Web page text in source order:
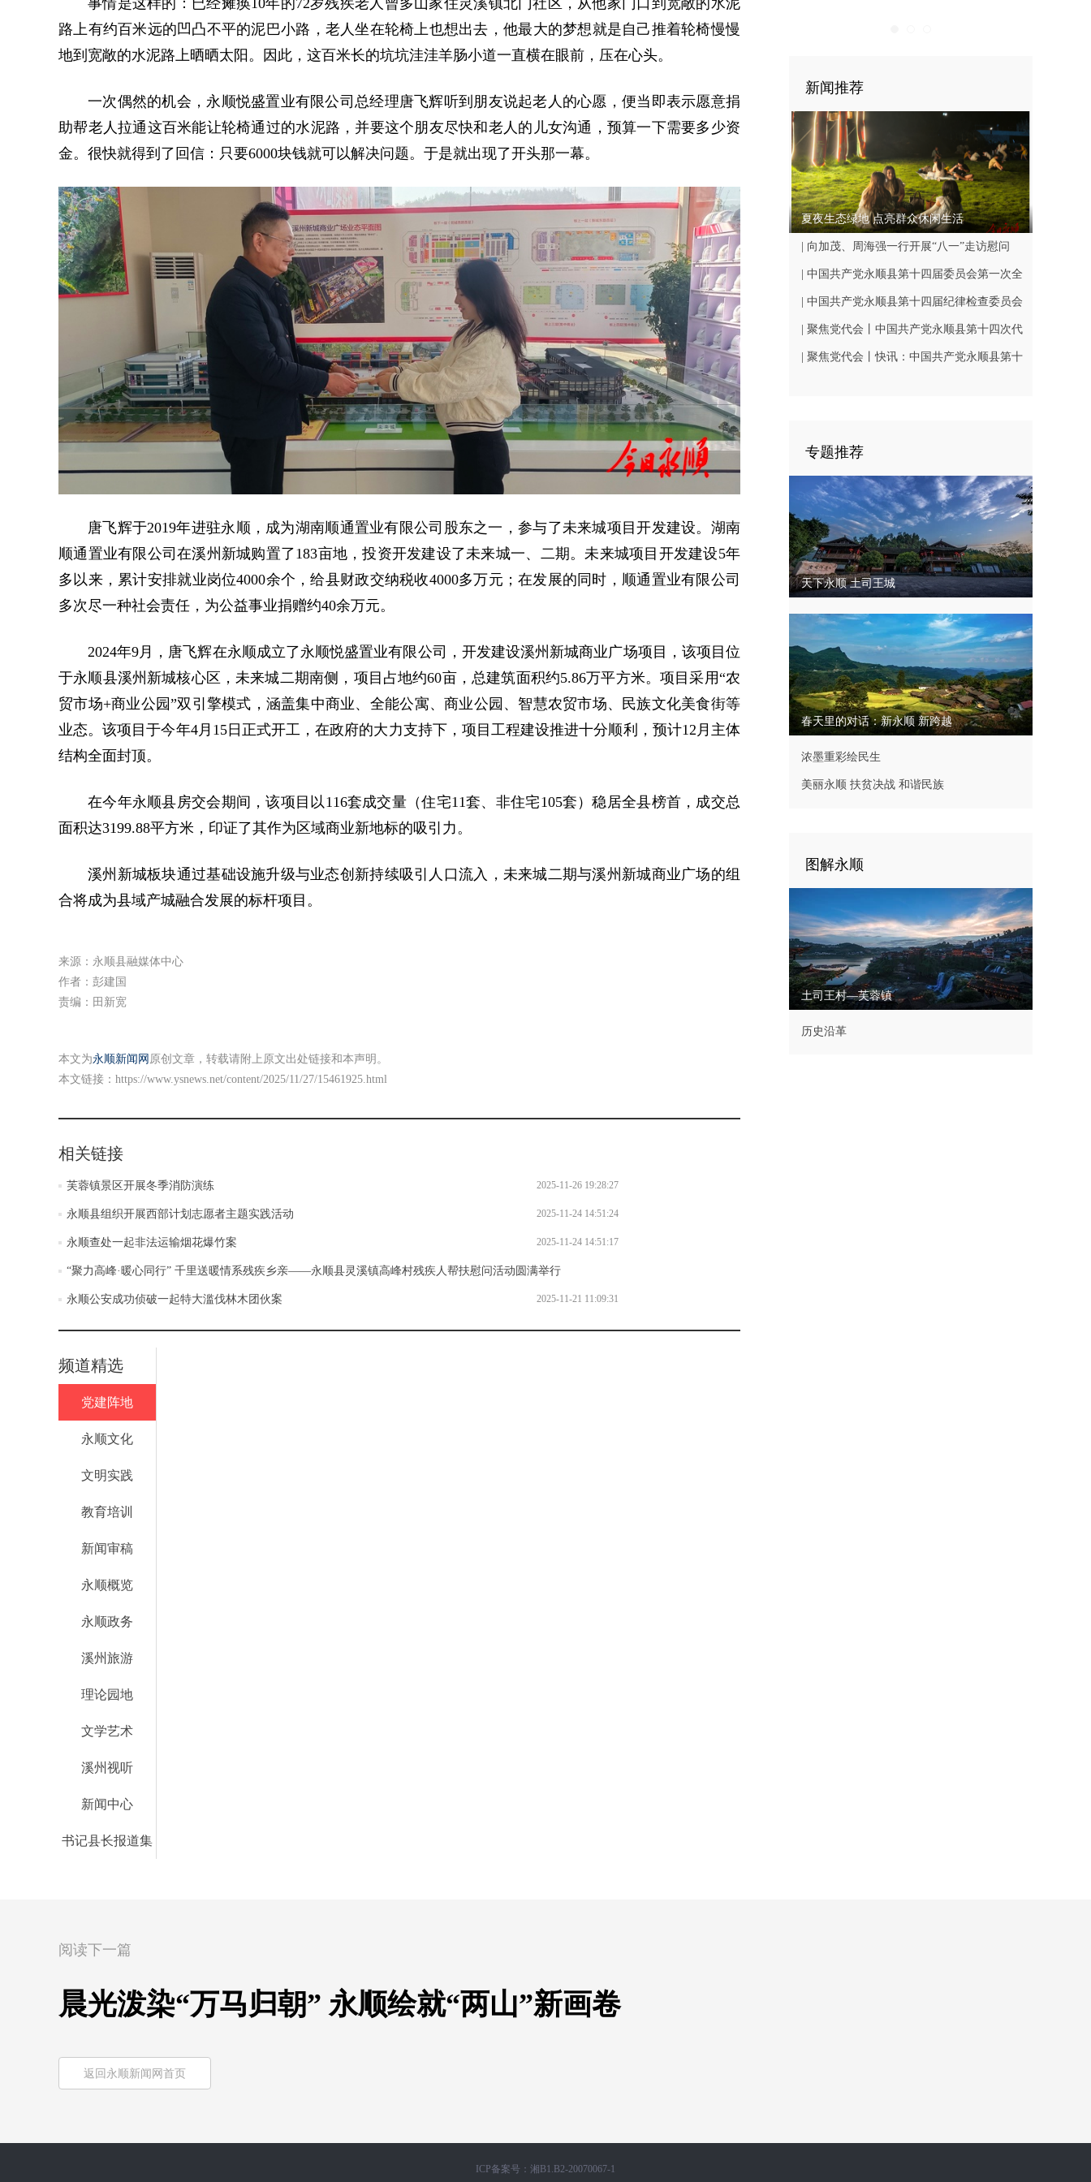
事情是这样的：已经瘫痪10年的72岁残疾老人曾多山家住灵溪镇北门社区，从他家门口到宽敞的水泥
路上有约百米远的凹凸不平的泥巴小路，老人坐在轮椅上也想出去，他最大的梦想就是自己推着轮椅慢慢
地到宽敞的水泥路上晒晒太阳。因此，这百米长的坑坑洼洼羊肠小道一直横在眼前，压在心头。
一次偶然的机会，永顺悦盛置业有限公司总经理唐飞辉听到朋友说起老人的心愿，便当即表示愿意捐
助帮老人拉通这百米能让轮椅通过的水泥路，并要这个朋友尽快和老人的儿女沟通，预算一下需要多少资
金。很快就得到了回信：只要6000块钱就可以解决问题。于是就出现了开头那一幕。
唐飞辉于2019年进驻永顺，成为湖南顺通置业有限公司股东之一，参与了未来城项目开发建设。湖南
顺通置业有限公司在溪州新城购置了183亩地，投资开发建设了未来城一、二期。未来城项目开发建设5年
多以来，累计安排就业岗位4000余个，给县财政交纳税收4000多万元；在发展的同时，顺通置业有限公司
多次尽一种社会责任，为公益事业捐赠约40余万元。
2024年9月，唐飞辉在永顺成立了永顺悦盛置业有限公司，开发建设溪州新城商业广场项目，该项目位
于永顺县溪州新城核心区，未来城二期南侧，项目占地约60亩，总建筑面积约5.86万平方米。项目采用“农
贸市场+商业公园”双引擎模式，涵盖集中商业、全能公寓、商业公园、智慧农贸市场、民族文化美食街等
业态。该项目于今年4月15日正式开工，在政府的大力支持下，项目工程建设推进十分顺利，预计12月主体
结构全面封顶。
在今年永顺县房交会期间，该项目以116套成交量（住宅11套、非住宅105套）稳居全县榜首，成交总
面积达3199.88平方米，印证了其作为区域商业新地标的吸引力。
溪州新城板块通过基础设施升级与业态创新持续吸引人口流入，未来城二期与溪州新城商业广场的组
合将成为县域产城融合发展的标杆项目。
来源：永顺县融媒体中心
作者：彭建国
责编：田新宽
本文为永顺新闻网 原创文章，转载请附上原文出处链接和本声明。
本文链接： https://www.ysnews.net/content/2025/11/27/15461925.html
相关链接
芙蓉镇景区开展冬季消防演练 2025-11-26 19:28:27
永顺县组织开展西部计划志愿者主题实践活动 2025-11-24 14:51:24
永顺查处一起非法运输烟花爆竹案 2025-11-24 14:51:17
“聚力高峰·暖心同行” 千里送暖情系残疾乡亲——永顺县灵溪镇高峰村残疾人帮扶慰问活动圆满举行
2025-11-23 16:13:55
永顺公安成功侦破一起特大滥伐林木团伙案 2025-11-21 11:09:31
频道精选
党建阵地
永顺文化
文明实践
教育培训
新闻审稿
永顺概览
永顺政务
溪州旅游
理论园地
文学艺术
溪州视听
新闻中心
书记县长报道集
新闻推荐
夏夜生态绿地 点亮群众休闲生活
| 向加茂、周海强一行开展“八一”走访慰问
| 中国共产党永顺县第十四届委员会第一次全
体会议召开
| 中国共产党永顺县第十四届纪律检查委员会
第一次全体会议召开
| 聚焦党代会丨中国共产党永顺县第十四次代
表大会闭幕
| 聚焦党代会丨快讯：中国共产党永顺县第十
专题推荐
天下永顺 土司王城
春天里的对话：新永顺 新跨越
浓墨重彩绘民生
美丽永顺 扶贫决战 和谐民族
图解永顺
土司王村—芙蓉镇
历史沿革
阅读下一篇
晨光泼染“万马归朝” 永顺绘就“两山”新画卷
返回永顺新闻网首页
ICP备案号：湘B1.B2-20070067-1